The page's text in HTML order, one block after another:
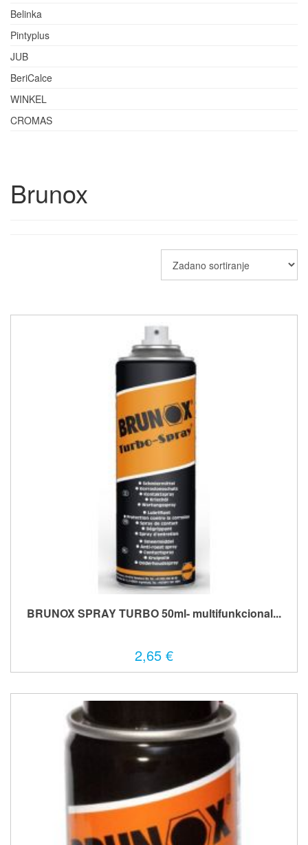
Belinka
Pintyplus
JUB
BeriCalce
WINKEL
CROMAS
Brunox
BRUNOX SPRAY TURBO 50ml- multifunkcional...
2,65 €